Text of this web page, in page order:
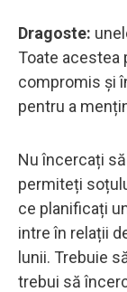
Dragoste:
Toate acestea
compromis și
pentru a
Nu încercați
permiteți
ce planificați
intre în relații
lunii. Trebuie
trebui să